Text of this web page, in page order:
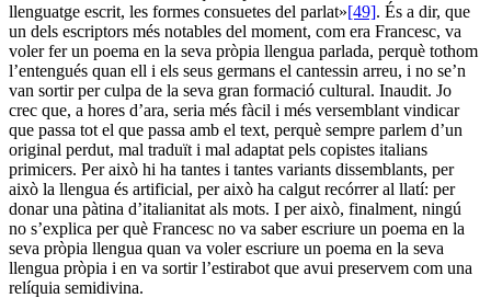
llenguatge escrit, les formes consuetes del parlat»[49]. És a dir, que
un dels escriptors més notables del moment, com era Francesc, va
voler fer un poema en la seva pròpia llengua parlada, perquè tothom
l’entengués quan ell i els seus germans el cantessin arreu, i no se’n
van sortir per culpa de la seva gran formació cultural. Inaudit. Jo
crec que, a hores d’ara, seria més fàcil i més versemblant vindicar
que passa tot el que passa amb el text, perquè sempre parlem d’un
original perdut, mal traduït i mal adaptat pels copistes italians
primicers. Per això hi ha tantes i tantes variants dissemblants, per
això la llengua és artificial, per això ha calgut recórrer al llatí: per
donar una pàtina d’italianitat als mots. I per això, finalment, ningú
no s’explica per què Francesc no va saber escriure un poema en la
seva pròpia llengua quan va voler escriure un poema en la seva
llengua pròpia i en va sortir l’estirabot que avui preservem com una
relíquia semidivina.